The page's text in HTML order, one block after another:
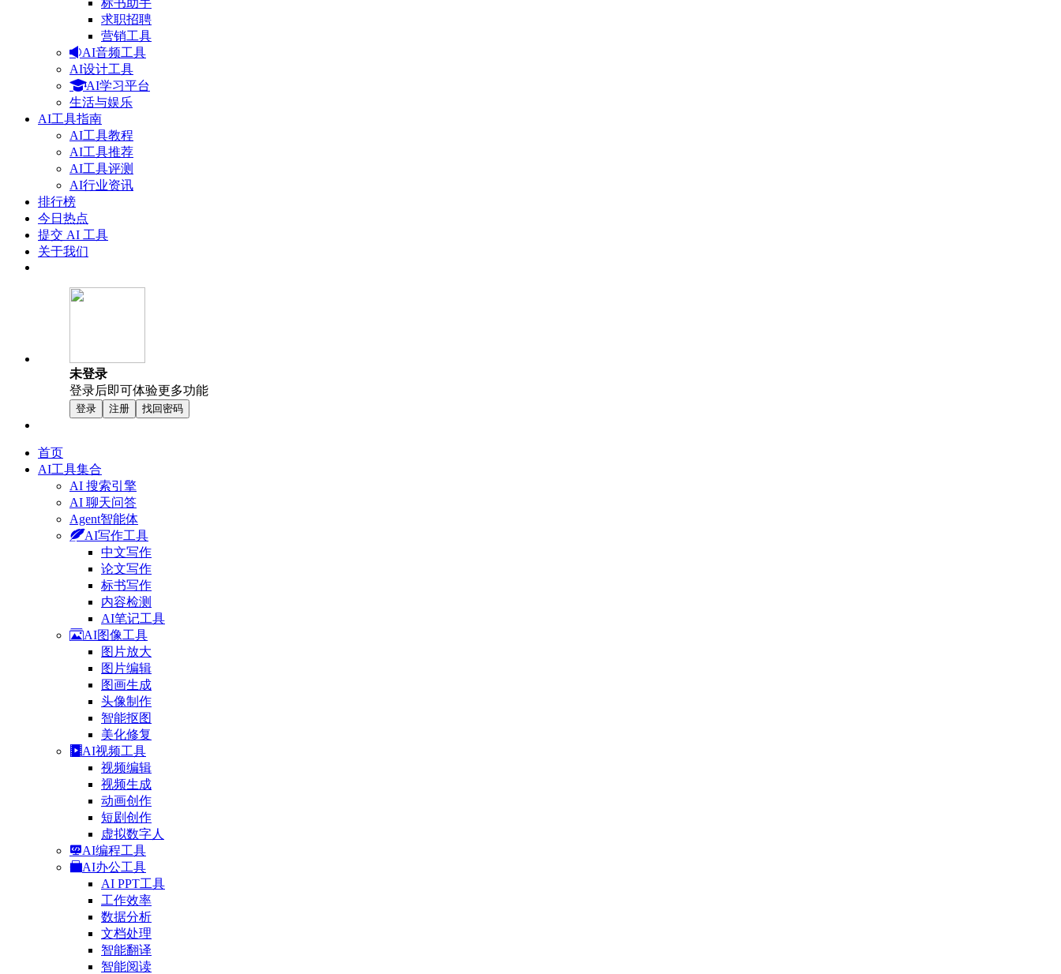
标书助手
求职招聘
营销工具
AI音频工具
AI设计工具
AI学习平台
生活与娱乐
AI工具指南
AI工具教程
AI工具推荐
AI工具评测
AI行业资讯
排行榜
今日热点
提交 AI 工具
关于我们
未登录
登录后即可体验更多功能
登录 注册 找回密码
首页
AI工具集合
AI 搜索引擎
AI 聊天问答
Agent智能体
AI写作工具
中文写作
论文写作
标书写作
内容检测
AI笔记工具
AI图像工具
图片放大
图片编辑
图画生成
头像制作
智能抠图
美化修复
AI视频工具
视频编辑
视频生成
动画创作
短剧创作
虚拟数字人
AI编程工具
AI办公工具
AI PPT工具
工作效率
数据分析
文档处理
智能翻译
智能阅读